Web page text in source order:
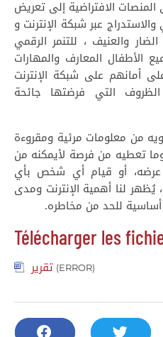
الافتراضية إلى تعريض
عبر شبكة الإنترنت و
والعنيف ، للتنمر الرقمي
الأطفال المعارف والمهارات
أمانهم على شبكة الإنترنت
التي فرضتها جائحة
من معلومات مرئية ومقروءة
تعطيه من فرصة لأيمكنه من
أو قيام أي شخص بأي
لنا أهمية الإنترنت ومدى
أساسية للحد من مخاطره.
Télécharger les
تقرير (ERROR)